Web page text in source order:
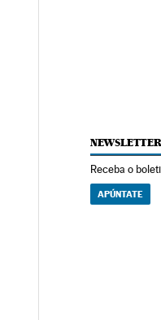
Receba o
APÚNTATE